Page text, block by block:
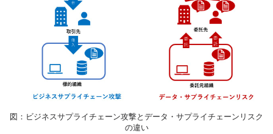
図：ビジネスサプライチェーン攻撃とデータ・サプライチェーンリスク
の違い